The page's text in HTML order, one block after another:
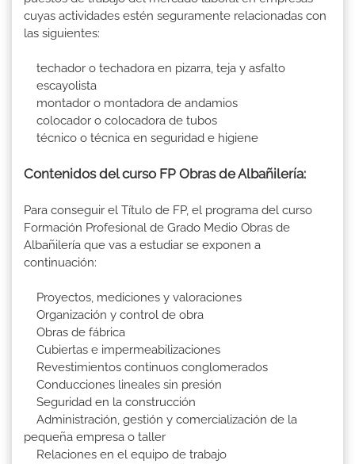
cuyas actividades estén seguramente relacionadas con
las siguientes:
techador o techadora en pizarra, teja y asfalto
escayolista
montador o montadora de andamios
colocador o colocadora de tubos
técnico o técnica en seguridad e higiene
Contenidos del curso FP Obras de Albañilería:
Para conseguir el Título de FP, el programa del curso
Formación Profesional de Grado Medio Obras de
Albañilería que vas a estudiar se exponen a
continuación:
Proyectos, mediciones y valoraciones
Organización y control de obra
Obras de fábrica
Cubiertas e impermeabilizaciones
Revestimientos continuos conglomerados
Conducciones lineales sin presión
Seguridad en la construcción
Administración, gestión y comercialización de la
pequeña empresa o taller
Relaciones en el equipo de trabajo